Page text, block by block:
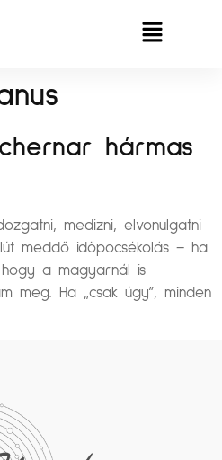
hármas
medizni, elvonulgatni
meddő időpocsékolás – ha
hogy a magyarnál is
meg. Ha „csak úgy”, minden